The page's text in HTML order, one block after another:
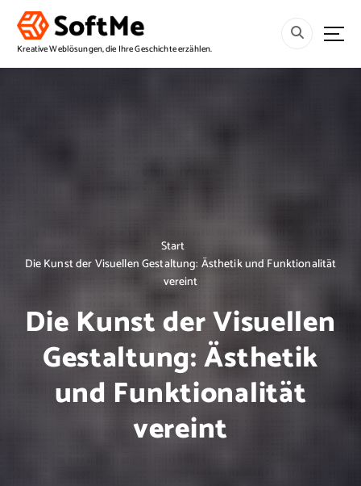
Kreative Weblösungen, die Ihre Geschichte erzählen.
Start
Die Kunst der Visuellen Gestaltung: Ästhetik und Funktionalität
vereint
Die Kunst der Visuellen
Gestaltung: Ästhetik
und Funktionalität
vereint